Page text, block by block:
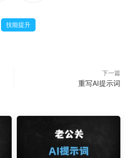
技能提升
下一篇
重写AI提示词